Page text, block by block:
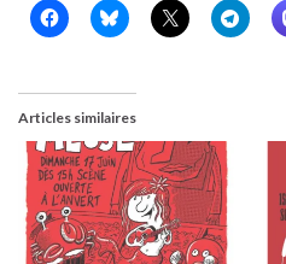
Articles similaires